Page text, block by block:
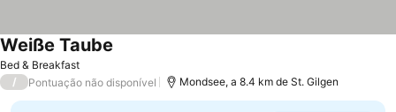
Bed & Breakfast
Weiße Taube
/ Pontuação não disponível Mondsee, a 8.4 km de St. Gilgen